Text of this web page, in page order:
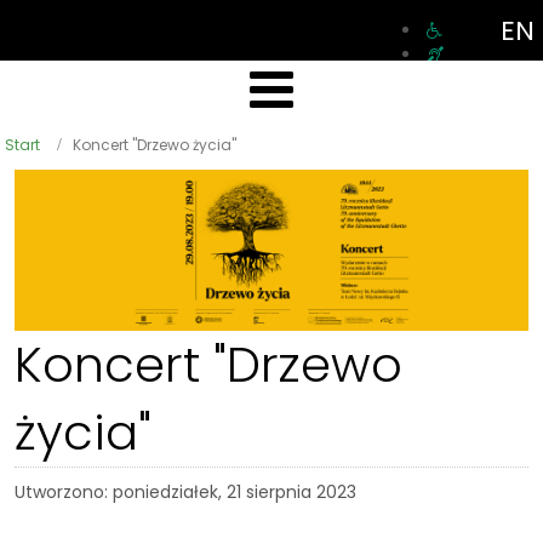
EN
Start Koncert "Drzewo życia"
Koncert "Drzewo
życia"
Utworzono: poniedziałek, 21 sierpnia 2023